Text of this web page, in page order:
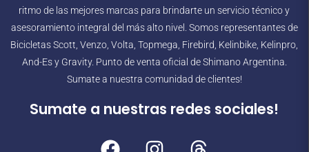
ritmo de las mejores marcas para brindarte un servicio técnico y
asesoramiento integral del más alto nivel. Somos representantes de
Bicicletas Scott, Venzo, Volta, Topmega, Firebird, Kelinbike, Kelinpro,
And-Es y Gravity. Punto de venta oficial de Shimano Argentina.
Sumate a nuestra comunidad de clientes!
Sumate a nuestras redes sociales!